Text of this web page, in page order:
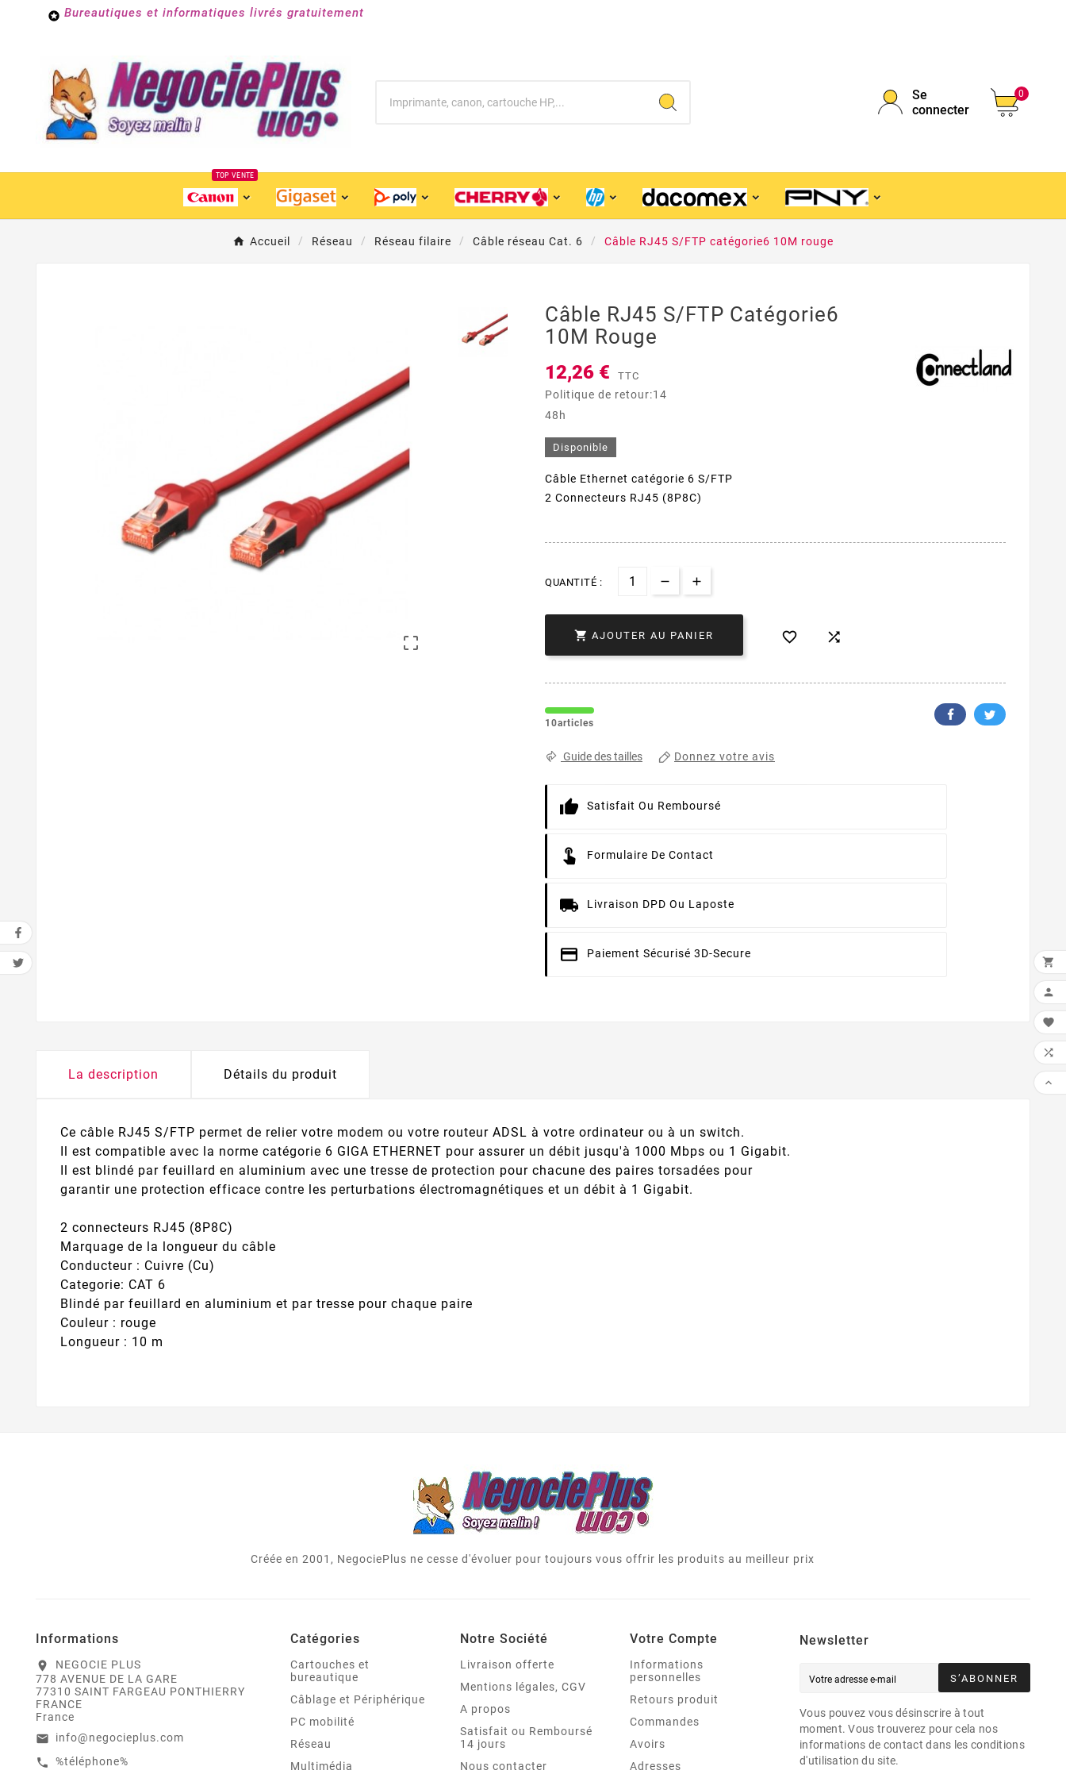
 Bureautiques et informatiques livrés gratuitement
Se
connecter
0
TOP VENTE
Accueil Réseau Réseau filaire Câble réseau Cat. 6 Câble RJ45 S/FTP catégorie6 10M rouge

Câble RJ45 S/FTP Catégorie6
10M Rouge
12,26 € TTC
Politique de retour:14
48h
Disponible
Câble Ethernet catégorie 6 S/FTP
2 Connecteurs RJ45 (8P8C)
QUANTITÉ :
 AJOUTER AU PANIER  
10articles
Guide des tailles Donnez votre avis
Satisfait Ou Remboursé
Formulaire De Contact
Livraison DPD Ou Laposte
Paiement Sécurisé 3D-Secure
La description Détails du produit
Ce câble RJ45 S/FTP permet de relier votre modem ou votre routeur ADSL à votre ordinateur ou à un switch.
Il est compatible avec la norme catégorie 6 GIGA ETHERNET pour assurer un débit jusqu'à 1000 Mbps ou 1 Gigabit.
Il est blindé par feuillard en aluminium avec une tresse de protection pour chacune des paires torsadées pour
garantir une protection efficace contre les perturbations électromagnétiques et un débit à 1 Gigabit.
2 connecteurs RJ45 (8P8C)
Marquage de la longueur du câble
Conducteur : Cuivre (Cu)
Categorie: CAT 6
Blindé par feuillard en aluminium et par tresse pour chaque paire
Couleur : rouge
Longueur : 10 m
Créée en 2001, NegociePlus ne cesse d'évoluer pour toujours vous offrir les produits au meilleur prix
Informations
location_on
NEGOCIE PLUS
778 AVENUE DE LA GARE
77310 SAINT FARGEAU PONTHIERRY
FRANCE
France
email info@negocieplus.com
call %téléphone%
Catégories
Cartouches et
bureautique
Câblage et Périphérique
PC mobilité
Réseau
Multimédia
Notre Société
Livraison offerte
Mentions légales, CGV
A propos
Satisfait ou Remboursé
14 jours
Nous contacter
Votre Compte
Informations
personnelles
Retours produit
Commandes
Avoirs
Adresses
Newsletter
S’ABONNER
Vous pouvez vous désinscrire à tout
moment. Vous trouverez pour cela nos
informations de contact dans les conditions
d'utilisation du site.




